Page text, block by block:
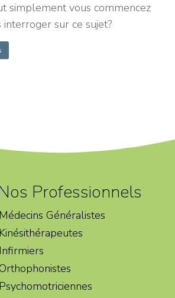
simplement vous commencez
interroger sur ce sujet?
Professionnels
Généralistes